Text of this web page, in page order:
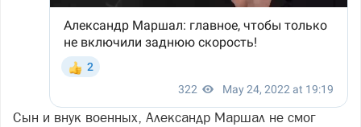
Сын и внук военных, Александр Маршал не смог